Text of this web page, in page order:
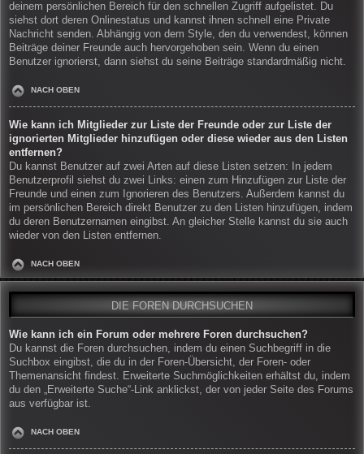
deinem persönlichen Bereich für den schnellen Zugriff aufgelistet. Du
siehst dort deren Onlinestatus und kannst ihnen schnell eine Private
Nachricht senden. Abhängig von dem Style, den du verwendest, können
Beiträge deiner Freunde auch hervorgehoben sein. Wenn du einen
Benutzer ignorierst, dann siehst du seine Beiträge standardmäßig nicht.
NACH OBEN
Wie kann ich Mitglieder zur Liste der Freunde oder zur Liste der
ignorierten Mitglieder hinzufügen oder diese wieder aus den Listen
entfernen?
Du kannst Benutzer auf zwei Arten auf diese Listen setzen: In jedem
Benutzerprofil siehst du zwei Links: einen zum Hinzufügen zur Liste der
Freunde und einen zum Ignorieren des Benutzers. Außerdem kannst du
im persönlichen Bereich direkt Benutzer zu den Listen hinzufügen, indem
du deren Benutzernamen eingibst. An gleicher Stelle kannst du sie auch
wieder von den Listen entfernen.
NACH OBEN
DIE FOREN DURCHSUCHEN
Wie kann ich ein Forum oder mehrere Foren durchsuchen?
Du kannst die Foren durchsuchen, indem du einen Suchbegriff in die
Suchbox eingibst, die du in der Foren-Übersicht, der Foren- oder
Themenansicht findest. Erweiterte Suchmöglichkeiten erhältst du, indem
du den „Erweiterte Suche“-Link anklickst, der von jeder Seite des Forums
aus verfügbar ist.
NACH OBEN